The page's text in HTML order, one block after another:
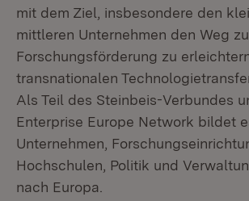
mit dem Ziel, insbesondere den
mittleren Unternehmen den Weg
Forschungsförderung zu
transnationalen
Als Teil des Steinbeis-Verbundes
Enterprise Europe Network bildet
Unternehmen,
Hochschulen, Politik und
nach Europa.